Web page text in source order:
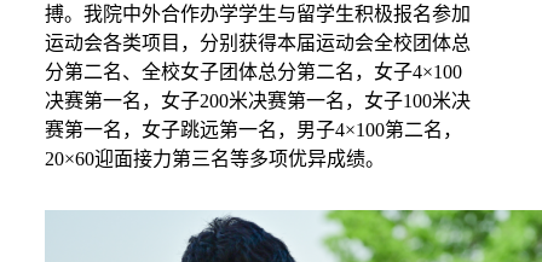
搏。我院中外合作办学学生与留学生积极报名参加
运动会各类项目，分别获得本届运动会全校团体总
分第二名、全校女子团体总分第二名 ，女子4×100
决赛第一名，女子200米决赛第一名，女子100米决
赛第一名，女子跳远第一名，男子4×100第二名，
20×60迎面接力第三名等多项优异成绩。